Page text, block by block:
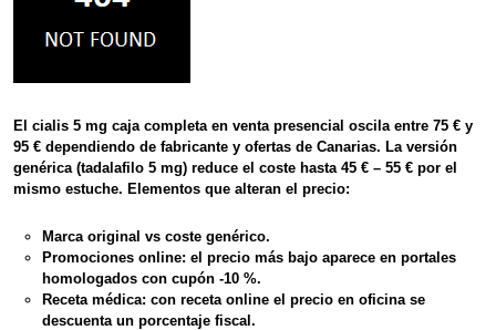
Elcialis 5 mg caja completa en venta presencial oscila entre75 € y
95 € dependiendo de fabricante y ofertas de Canarias. La versión
genérica (tadalafilo 5 mg) reduce el coste hasta45 € – 55 € por el
mismo estuche. Elementos que alteran el precio:
Marca original vscoste genérico.
Promociones online: elprecio más bajo aparece en portales
homologados con cupón -10 %.
Receta médica: con receta online elprecio en oficina se
descuenta un porcentaje fiscal.